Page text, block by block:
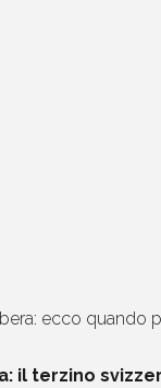
il terzino